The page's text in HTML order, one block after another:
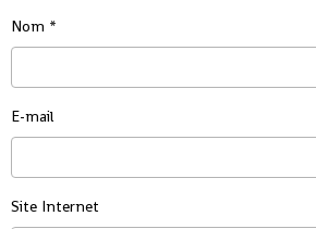
Nom
E-mail
Site Internet